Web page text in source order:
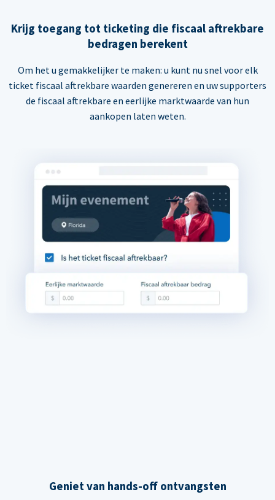
Krijg toegang tot ticketing die fiscaal aftrekbare
bedragen berekent
Om het u gemakkelijker te maken: u kunt nu snel voor elk
ticket fiscaal aftrekbare waarden genereren en uw supporters
de fiscaal aftrekbare en eerlijke marktwaarde van hun
aankopen laten weten.
Geniet van hands-off ontvangsten